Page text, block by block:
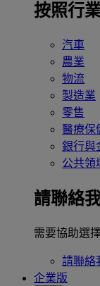
按照行
汽車
農業
物流
製造業
零售
醫療保
銀行與
公共領
請聯絡
需要協助選
請聯絡
企業版